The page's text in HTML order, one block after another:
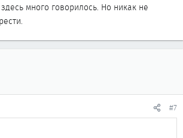
много говорилось. Но никак не
#7